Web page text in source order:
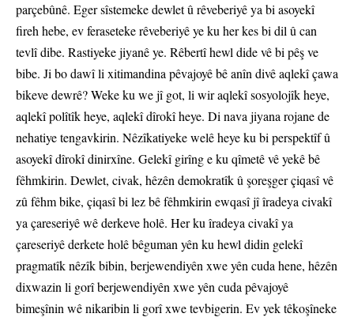
parçebûnê. Eger sîstemeke dewlet û rêveberiyê ya bi asoyekî
fireh hebe, ev feraseteke rêveberiyê ye ku her kes bi dil û can
tevlî dibe. Rastiyeke jiyanê ye. Rêbertî hewl dide vê bi pêş ve
bibe. Ji bo dawî li xitimandina pêvajoyê bê anîn divê aqlekî çawa
bikeve dewrê? Weke ku we jî got, li wir aqlekî sosyolojîk heye,
aqlekî polîtîk heye, aqlekî dîrokî heye. Di nava jiyana rojane de
nehatiye tengavkirin. Nêzîkatiyeke welê heye ku bi perspektîf û
asoyekî dîrokî dinirxîne. Gelekî girîng e ku qîmetê vê yekê bê
fêhmkirin. Dewlet, civak, hêzên demokratîk û şoreşger çiqasî vê
zû fêhm bike, çiqasî bi lez bê fêhmkirin ewqasî jî îradeya civakî
ya çareseriyê wê derkeve holê. Her ku îradeya civakî ya
çareseriyê derkete holê bêguman yên ku hewl didin gelekî
pragmatîk nêzîk bibin, berjewendiyên xwe yên cuda hene, hêzên
dixwazin li gorî berjewendiyên xwe yên cuda pêvajoyê
bimeşînin wê nikaribin li gorî xwe tevbigerin. Ev yek têkoşîneke